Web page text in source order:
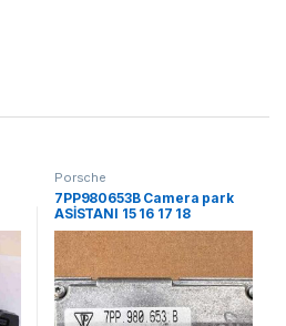
Porsche
7PP980653B Camera park
ASİSTANI 15 16 17 18
PORSCHE 991 ORJ ÇIKM